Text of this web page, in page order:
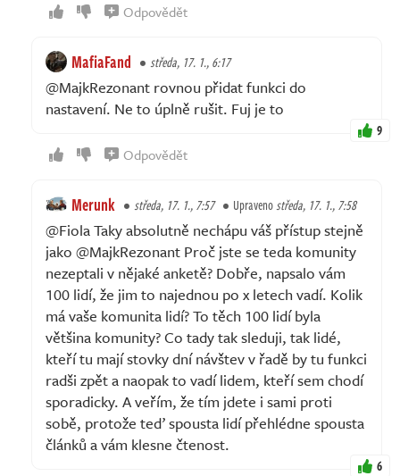
Odpovědět
MafiaFand středa, 17. 1., 6:17
@MajkRezonant rovnou přidat funkci do
nastavení. Ne to úplně rušit. Fuj je to
9
Odpovědět
Merunk středa, 17. 1., 7:57 Upravenostředa, 17. 1., 7:58
@Fiola Taky absolutně nechápu váš přístup stejně
jako @MajkRezonant Proč jste se teda komunity
nezeptali v nějaké anketě? Dobře, napsalo vám
100 lidí, že jim to najednou po x letech vadí. Kolik
má vaše komunita lidí? To těch 100 lidí byla
většina komunity? Co tady tak sleduji, tak lidé,
kteří tu mají stovky dní návštev v řadě by tu funkci
radši zpět a naopak to vadí lidem, kteří sem chodí
sporadicky. A veřím, že tím jdete i sami proti
sobě, protože teď spousta lidí přehlédne spousta
článků a vám klesne čtenost.
6